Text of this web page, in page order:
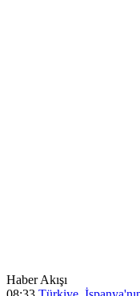
Haber Akışı